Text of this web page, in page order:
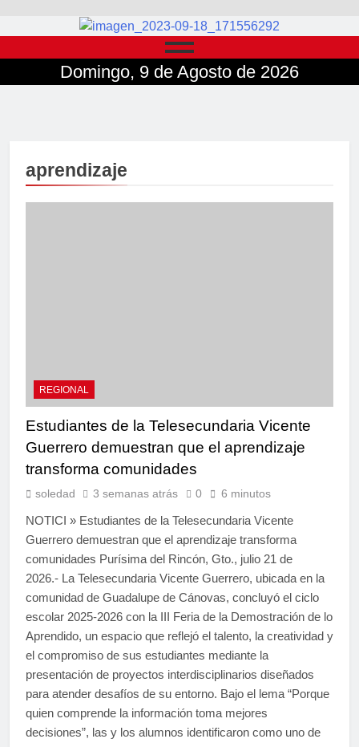
Domingo, 9 de Agosto de 2026
aprendizaje
REGIONAL
Estudiantes de la Telesecundaria Vicente
Guerrero demuestran que el aprendizaje
transforma comunidades
soledad 3 semanas atrás 0 6 minutos
NOTICI » Estudiantes de la Telesecundaria Vicente
Guerrero demuestran que el aprendizaje transforma
comunidades Purísima del Rincón, Gto., julio 21 de
2026.- La Telesecundaria Vicente Guerrero, ubicada en la
comunidad de Guadalupe de Cánovas, concluyó el ciclo
escolar 2025-2026 con la III Feria de la Demostración de lo
Aprendido, un espacio que reflejó el talento, la creatividad y
el compromiso de sus estudiantes mediante la
presentación de proyectos interdisciplinarios diseñados
para atender desafíos de su entorno. Bajo el lema “Porque
quien comprende la información toma mejores
decisiones”, las y los alumnos identificaron como uno de